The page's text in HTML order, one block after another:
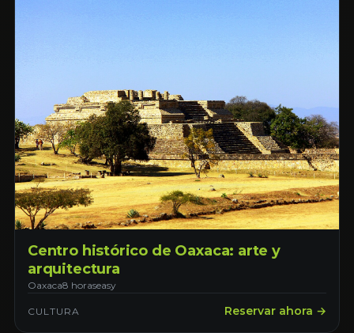
Centro histórico de Oaxaca: arte y
arquitectura
Oaxaca8 horaseasy
CULTURA Reservar ahora →